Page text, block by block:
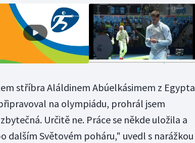
stříbra Aláldinem Abúelkásimem z Egypta
na olympiádu, prohrál jsem
Určitě ne. Práce se někde uložila a
dalším Světovém poháru," uvedl s narážkou